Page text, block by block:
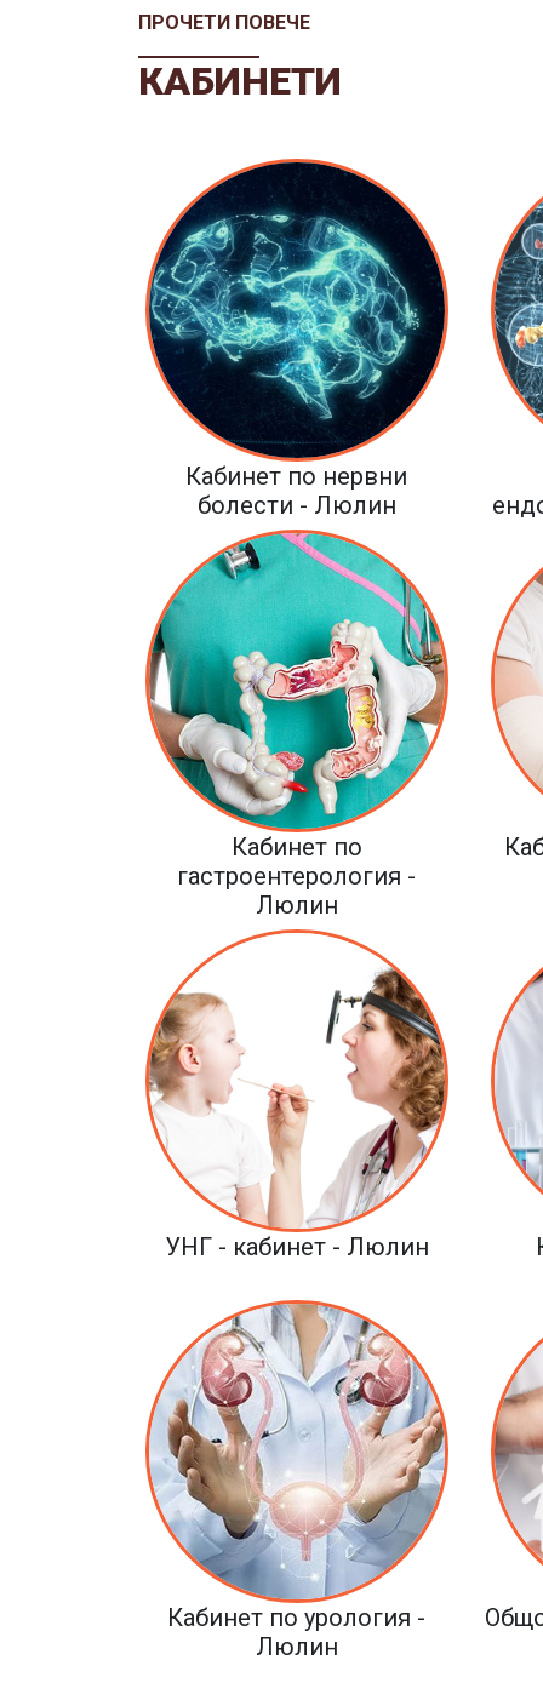
ПРОЧЕТИ ПОВЕЧЕ
КАБИНЕТИ
Кабинет по нервни
болести - Люлин
Кабинет по
гастроентерология -
Люлин
УНГ - кабинет - Люлин
Кабинет по урология -
Люлин